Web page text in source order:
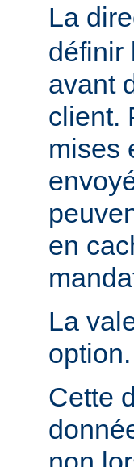
La
définir
avant
client.
mises
en
La
option.
Cette